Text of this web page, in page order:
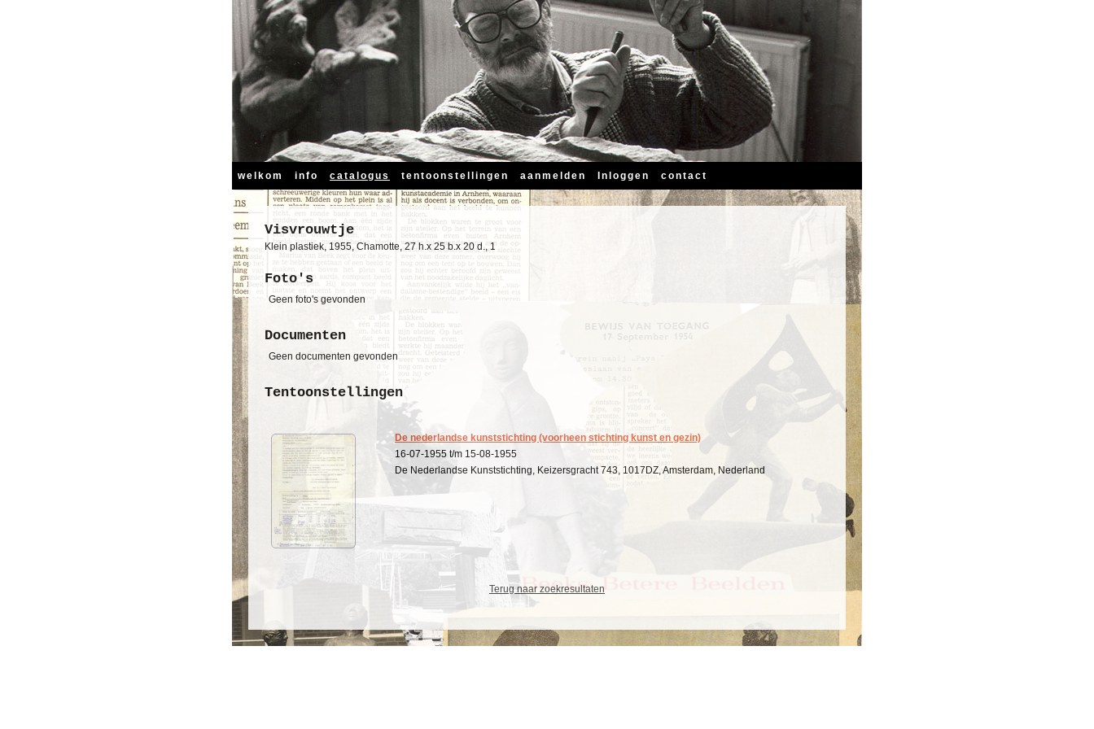
welkom info catalogus tentoonstellingen aanmelden Inloggen contact
Visvrouwtje
Klein plastiek, 1955, Chamotte, 27 h.x 25 b.x 20 d., 1
Foto's
Geen foto's gevonden
Documenten
Geen documenten gevonden
Tentoonstellingen
De nederlandse kunststichting (voorheen stichting kunst en gezin)
16-07-1955 t/m 15-08-1955
De Nederlandse Kunststichting, Keizersgracht 743, 1017DZ, Amsterdam, Nederland
Terug naar zoekresultaten